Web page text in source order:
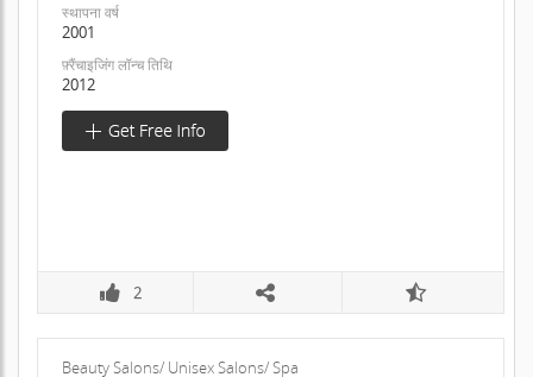
स्थापना वर्ष
2001
फ़्रैंचाइजिंग लॉन्च तिथि
2012
2
Beauty Salons/ Unisex Salons/ Spa